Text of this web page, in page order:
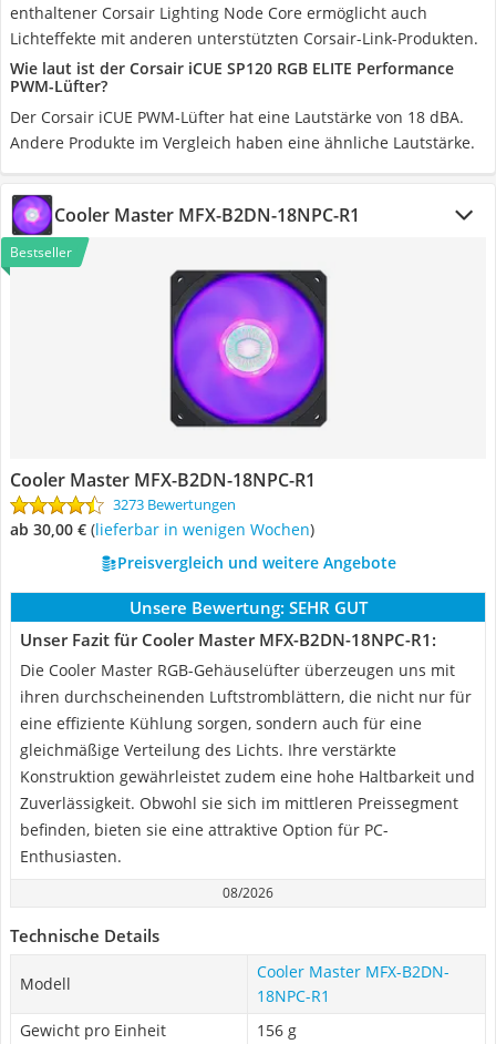
enthaltener Corsair Lighting Node Core ermöglicht auch
Lichteffekte mit anderen unterstützten Corsair-Link-Produkten.
Wie laut ist der Corsair iCUE SP120 RGB ELITE Performance
PWM-Lüfter?
Der Corsair iCUE PWM-Lüfter hat eine Lautstärke von 18 dBA.
Andere Produkte im Vergleich haben eine ähnliche Lautstärke.
Cooler Master MFX-B2DN-18NPC-R1
Bestseller
Cooler Master MFX-B2DN-18NPC-R1
3273 Bewertungen
ab 30,00 € ( Lieferbar in wenigen Wochen)
Preisvergleich und weitere Angebote
Unsere Bewertung: SEHR GUT
Unser Fazit für Cooler Master MFX-B2DN-18NPC-R1:
Die Cooler Master RGB-Gehäuselüfter überzeugen uns mit
ihren durchscheinenden Luftstromblättern, die nicht nur für
eine effiziente Kühlung sorgen, sondern auch für eine
gleichmäßige Verteilung des Lichts. Ihre verstärkte
Konstruktion gewährleistet zudem eine hohe Haltbarkeit und
Zuverlässigkeit. Obwohl sie sich im mittleren Preissegment
befinden, bieten sie eine attraktive Option für PC-
Enthusiasten.
08/2026
Technische Details
Modell
Cooler Master MFX-B2DN-
18NPC-R1
Gewicht pro Einheit
156 g